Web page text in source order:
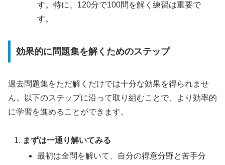
す。特に、120分で100問を解く練習は重要で
す。
効果的に問題集を解くためのステップ
過去問題集をただ解くだけでは十分な効果を得られませ
ん。以下のステップに沿って取り組むことで、より効率的
に学習を進めることができます。
まずは一通り解いてみる
最初は全問を解いて、自分の得意分野と苦手分